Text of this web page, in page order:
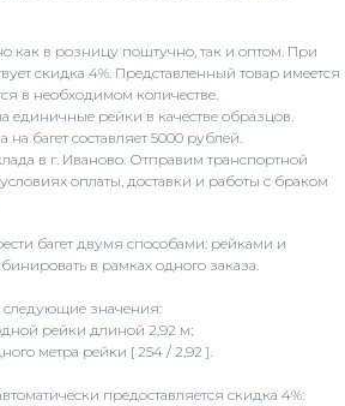
как в розницу поштучно, так и оптом. При
скидка 4%. Представленный товар имеется
в необходимом количестве.
единичные рейки в качестве образцов.
багет составляет 5000 рублей.
в г. Иваново. Отправим транспортной
оплаты, доставки и работы с браком
багет двумя способами: рейками и
в рамках одного заказа.
следующие значения:
рейки длиной 2,92 м;
метра рейки [ 254 / 2,92 ].
предоставляется скидка 4%: